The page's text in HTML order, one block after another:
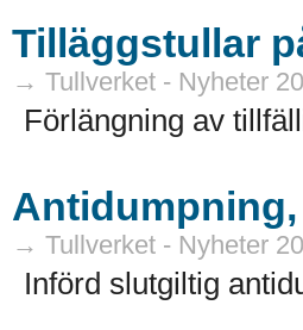
Tilläggstullar
→ Tullverket - Nyheter
Förlängning av
→ Tullverket - Nyheter
Införd slutgiltig